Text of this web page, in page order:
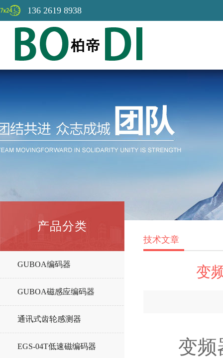
136 2619 8938
产品分类
GUBOA编码器
GUBOA磁感应编码器
通讯式齿轮感测器
EGS-04T低速磁编码器
技术文章
变
变频器